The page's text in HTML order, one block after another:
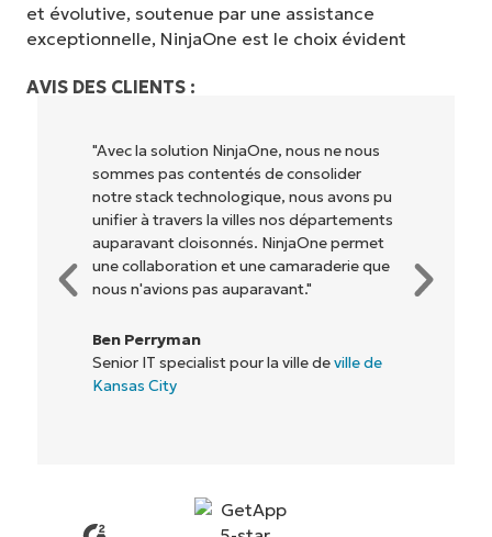
et évolutive, soutenue par une assistance
exceptionnelle, NinjaOne est le choix évident
AVIS DES CLIENTS :
"NinjaOne permet à notre entreprise (ainsi
qu'aux propriétaires et opérateurs avec
lesquels nous travaillons) d'être plus
rentables. Tout le monde y gagne."
Rory McCune
Directeur informatique chezFlash